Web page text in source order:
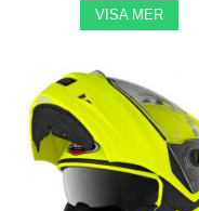
VISA MER